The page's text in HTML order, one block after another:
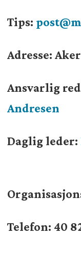
Tips:
Adresse:
Ansvarlig
Andresen
Daglig leder:
Telefon: 40